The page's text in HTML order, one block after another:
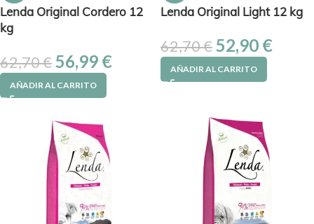
Lenda Original Cordero 12
kg
62,70€56,99 €
AÑADIR AL CARRITO
Lenda Original Light 12 kg
62,70€52,90 €
AÑADIR AL CARRITO